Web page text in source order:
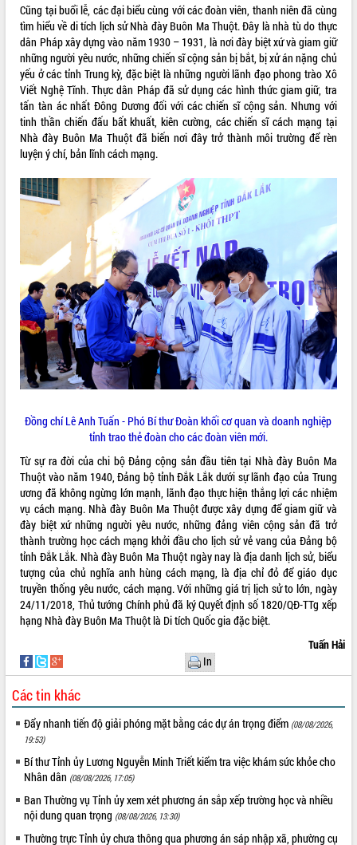
UBND tỉnh Đắk Lắk triển khai nhiệm
vụ 6 tháng cuối năm 2026
Kỳ họp thứ Hai, Hội đồng nhân dân
tỉnh khóa XI quyết nghị nhiều nội dung
quan trọng
Bí thư Tỉnh ủy Lương Nguyễn Minh
Triết thăm, tặng quà người có công với
cách mạng
Rà soát, hoàn thiện hệ thống thiết chế
văn hóa, thể thao đáp ứng yêu cầu
phát triển mới
Thường trực HĐND tỉnh Đắk Lắk gặp
mặt Đoàn chuyên gia y tế TP. Hồ Chí
Minh
Lễ truy điệu và an táng hài cốt liệt sĩ
tại Nghĩa trang Liệt sĩ xã Sơn Hòa
Bàn giải pháp tháo gỡ khó khăn trong
xuất khẩu sầu riêng và triển khai quy
định EUDR
Thứ trưởng Bộ Nông nghiệp và Môi
trường Nguyễn Hoàng Hiệp khảo sát
vùng trồng và doanh nghiệp đóng gói
sầu riêng tại Đắk Lắk
món ăn từ sầu riêng
Đắk Lắk công bố Quy hoạch và xúc
tiến đầu tư tỉnh
Ngành cá ngừ Đắk Lắk chủ động thích
ứng để giữ vững thị trường xuất khẩu
Diễn đàn Kinh tế tư nhân Việt Nam đột
phá cơ chế - Hợp tác công tư
Đề án 06 tạo bước ngoặt đột phá trong
cải cách hành chính tỉnh Đắk Lắk
Kết nối tour, đẩy mạnh chuyển đổi số
để phát triển du lịch Đắk Lắk
Khởi động Dự án Đầu tư xây dựng hạ
Tiến
Gặp mặt các cơ quan báo chí nhân Kỷ
niệm 101 năm Ngày Báo chí Cách
mạng Việt Nam
Đắk Lắk sơ kết 4 năm triển khai thực
hiện Đề án 06 của Chính phủ
Họp báo thông tin về Hội nghị Công bố
Quy hoạch và Xúc tiến đầu tư tỉnh Đắk
Lắk
Khơi thông điểm nghẽn, đẩy nhanh
giải ngân vốn khắc phục thiên tai
LIÊN KẾT WEB
THỐNG KÊ TRUY CẬP
Hôm nay:
Tất cả:
66105543
Cũng tại buổi lễ, các đại biểu cùng với các đoàn viên, thanh niên đã cùng
tìm hiểu về di tích lịch sử Nhà đày Buôn Ma Thuột. Đây là nhà tù do thực
dân Pháp xây dựng vào năm 1930 – 1931, là nơi đày biệt xứ và giam giữ
những người yêu nước, những chiến sĩ cộng sản bị bắt, bị xử án nặng chủ
yếu ở các tỉnh Trung kỳ, đặc biệt là những người lãnh đạo phong trào Xô
Viết Nghệ Tĩnh. Thực dân Pháp đã sử dụng các hình thức giam giữ, tra
tấn tàn ác nhất Đông Dương đối với các chiến sĩ cộng sản. Nhưng với
tinh thần chiến đấu bất khuất, kiên cường, các chiến sĩ cách mạng tại
Nhà đày Buôn Ma Thuột đã biến nơi đây trở thành môi trường để rèn
luyện ý chí, bản lĩnh cách mạng.
Đồng chí Lê Anh Tuấn - Phó Bí thư Đoàn khối cơ quan và doanh nghiệp
tỉnh trao thẻ đoàn cho các đoàn viên mới.
Từ sự ra đời của chi bộ Đảng cộng sản đầu tiên tại Nhà đày Buôn Ma
Thuột vào năm 1940, Đảng bộ tỉnh Đắk Lắk dưới sự lãnh đạo của Trung
ương đã không ngừng lớn mạnh, lãnh đạo thực hiện thắng lợi các nhiệm
vụ cách mạng. Nhà đày Buôn Ma Thuột được xây dựng để giam giữ và
đày biệt xứ những người yêu nước, những đảng viên cộng sản đã trở
thành trường học cách mạng khởi đầu cho lịch sử vẻ vang của Đảng bộ
tỉnh Đắk Lắk. Nhà đày Buôn Ma Thuột ngày nay là địa danh lịch sử, biểu
tượng của chủ nghĩa anh hùng cách mạng, là địa chỉ đỏ để giáo dục
truyền thống yêu nước, cách mạng. Với những giá trị lịch sử to lớn, ngày
24/11/2018, Thủ tướng Chính phủ đã ký Quyết định số 1820/QĐ-TTg xếp
hạng Nhà đày Buôn Ma Thuột là Di tích Quốc gia đặc biệt.
Tuấn Hải
In
Các tin khác
Đẩy nhanh tiến độ giải phóng mặt bằng các dự án trọng điểm (08/08/2026,
19:53)
Bí thư Tỉnh ủy Lương Nguyễn Minh Triết kiểm tra việc khám sức khỏe cho
Nhân dân (08/08/2026, 17:05)
Ban Thường vụ Tỉnh ủy xem xét phương án sắp xếp trường học và nhiều
nội dung quan trọng (08/08/2026, 13:30)
Thường trực Tỉnh ủy chưa thông qua phương án sáp nhập xã, phường cụ